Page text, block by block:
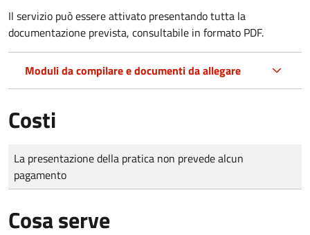
Il servizio può essere attivato presentando tutta la
documentazione prevista, consultabile in formato PDF.
Moduli da compilare e documenti da allegare
Costi
Tipo di pagamento
Importo
La presentazione della pratica non prevede alcun
pagamento
Cosa serve